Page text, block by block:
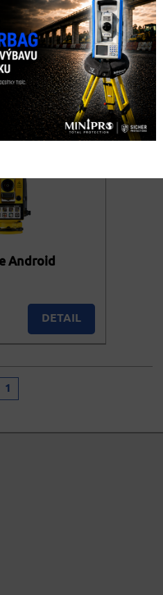
SOUTH N6+
výtyčky a
DETAIL
KOUPIT
Android
DETAIL
KOUPIT
1